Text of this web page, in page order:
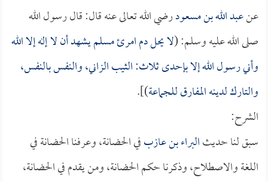
عنعبد الله بن مسعودرضي الله تعالى عنه قال: قال رسول الله
صلى الله عليه وسلم: (لا يحل دم امرئ مسلم يشهد أن لا إله إلا الله
وأني رسول الله إلا بإحدى ثلاث: الثيب الزاني، والنفس بالنفس،
والتارك لدينه المفارق للجماعة)].
الشرح:
سبق لنا حديثالبراء بن عازبفي الحضانة، وعرفنا الحضانة في
اللغة والاصطلاح، وذكرنا حكم الحضانة، ومن يقدم في الحضانة،